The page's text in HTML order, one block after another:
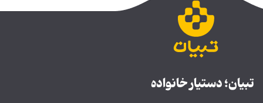
تبیان؛ دستیار خانواده